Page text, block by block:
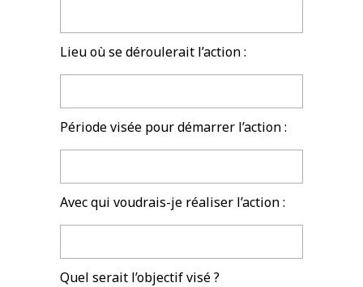
Lieu où se déroulerait l’action :
Période visée pour démarrer l’action :
Avec qui voudrais-je réaliser l’action :
Quel serait l’objectif visé ?